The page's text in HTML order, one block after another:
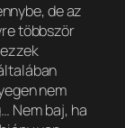
de az
többször
nem
Nem baj, ha